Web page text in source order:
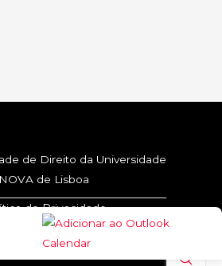
de Direito da Universidade
NOVA de Lisboa
de Privacidade
de Cookies